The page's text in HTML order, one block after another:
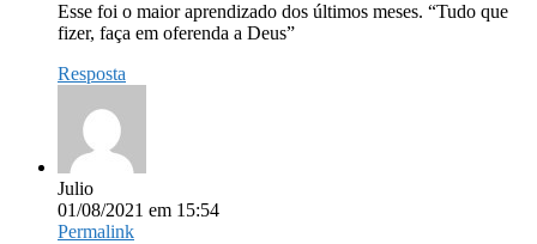
Esse foi o maior aprendizado dos últimos meses. “Tudo que
fizer, faça em oferenda a Deus”
Resposta
Julio
01/08/2021 em 15:54
Permalink